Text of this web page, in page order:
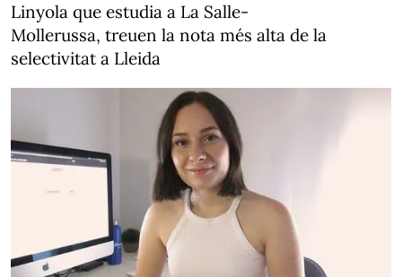
Linyola que estudia a La Salle-
Mollerussa, treuen la nota més alta de la
selectivitat a Lleida